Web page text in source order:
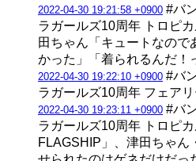
2022-04-30 19:21:58 +0900 #バ
ラガールズ10周年 トロピ
田ちゃん「キュートなので
かった」「着られるんだ！
2022-04-30 19:22:10 +0900 #バ
ラガールズ10周年 フェア
2022-04-30 19:23:11 +0900 #バ
ラガールズ10周年 トロピ
FLAGSHIP」、津田ちゃん